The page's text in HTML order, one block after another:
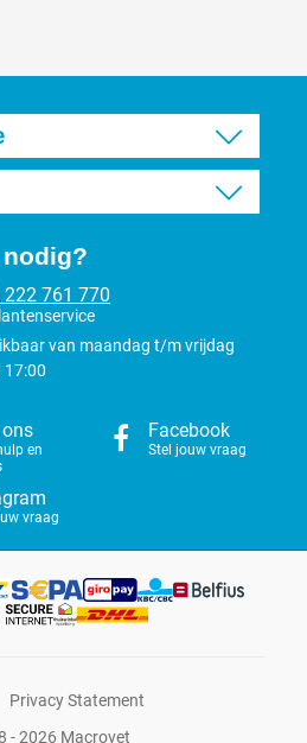
761 770
van maandag t/m vrijdag
17:00
en
Facebook
Stel jouw vraag
vraag
Privacy Statement
- 2026 Macrovet